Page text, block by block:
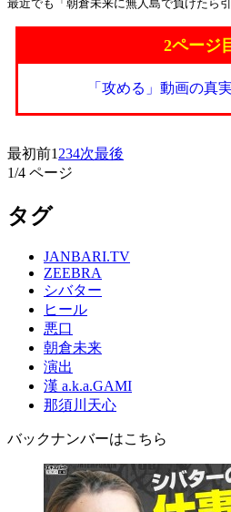
最近でも「朝倉未来に無人島で負けたら
2ページ
「攻める」動画の真
最初前1 234次最後
1/4 ページ
タグ
JANBARI.TV
ZEEBRA
シバター
ヒール
悪口
朝倉未来
演出
漢 a.k.a.GAMI
那須川天心
バックナンバーはこちら